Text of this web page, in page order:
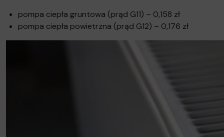
pompa ciepła gruntowa (prąd G11) – 0,158 zł
pompa ciepła powietrzna (prąd G12) – 0,176 zł